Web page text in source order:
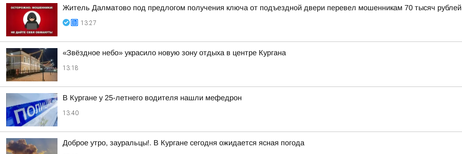
Житель Далматово под предлогом получения ключа от подъездной двери перевел мошенникам 70 тысяч рублей
13:27
«Звёздное небо» украсило новую зону отдыха в центре Кургана
13:18
В Кургане у 25-летнего водителя нашли мефедрон
13:40
Доброе утро, зауральцы!. В Кургане сегодня ожидается ясная погода